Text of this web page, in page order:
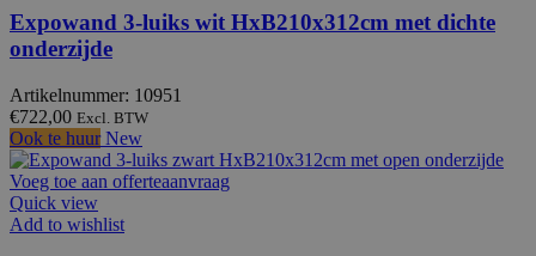
Expowand 3-luiks wit HxB210x312cm met dichte
onderzijde
Artikelnummer: 10951
€722,00 Excl. BTW
Ook te huur New
Voeg toe aan offerteaanvraag
Quick view
Add to wishlist